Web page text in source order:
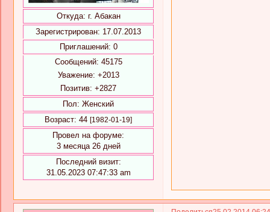
Откуда: г. Абакан
Зарегистрирован: 17.07.2013
Приглашений: 0
Сообщений: 45175
Уважение: +2013
Позитив: +2827
Пол: Женский
Возраст: 44 [1982-01-19]
Провел на форуме:
3 месяца 26 дней
Последний визит:
31.05.2023 07:47:33 am